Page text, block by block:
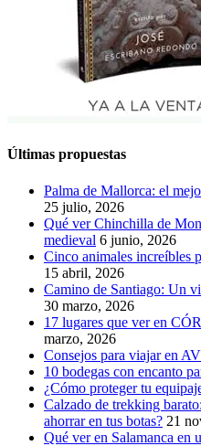
Últimas propuestas
Palma de Mallorca: el
25 julio, 2026
Qué ver Chinchilla de
medieval 6 junio, 2026
Cinco animales increíbles
15 abril, 2026
Camino de Santiago: Un
30 marzo, 2026
17 lugares que ver en
marzo, 2026
Consejos para viajar en
10 bodegas con encanto
¿Cómo proteger tu
Calzado de trekking
ahorrar en tus botas? 21
Qué ver en Salamanca en